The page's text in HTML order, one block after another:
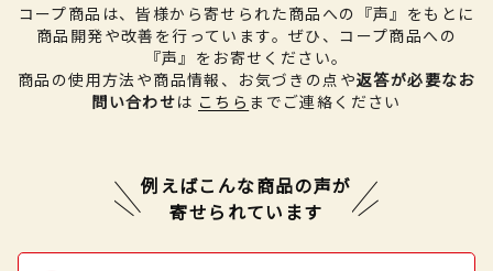
コープ商品は、皆様から寄せられた商品への『声』をもとに
商品開発や改善を行っています。 ぜひ、コープ商品への
『声』をお寄せください。
商品の使用方法や商品情報、お気づきの点や返答が必要なお
問い合わせは こちら までご連絡ください
例えばこんな商品の声が
寄せられています